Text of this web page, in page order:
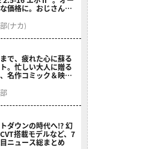
価格に。おじさん達
(ナカ)
で、疲れた心に蘇る
。忙しい大人に贈る
名作コミック＆映画
ダウンの時代へ!? 幻
搭載モデルなど、7
ニュース総まとめ